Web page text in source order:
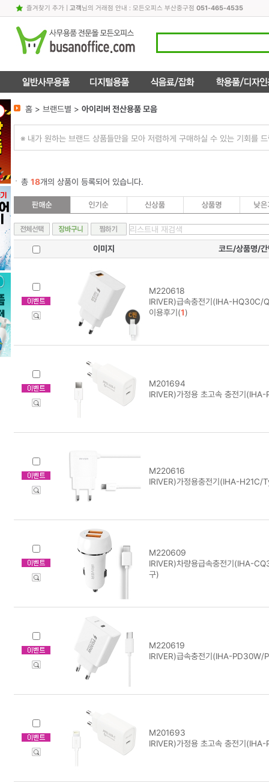
즐겨찾기 추가| 고객님의 거래점 안내 : 모든오피스 부산중구점 051-465-4535
홈 > 브랜드별 > 아이리버 전산용품 모음
※ 내가 원하는 브랜드 상품들만을 모아 저렴하게 구매하실 수 있는 기회를
총 18개의 상품이 등록되어 있습니다.
이미지 코드/상품명/간
M220618
IRIVER)급속충전기(IHA-
이용후기(1)
M201694
IRIVER)가정용 초고속 충전기
M220616
IRIVER)가정용충전기(IHA-
M220609
IRIVER)차량용급속충전기(IHA-
구)
M220619
IRIVER)급속충전기(IHA-PD30W/
M201693
IRIVER)가정용 초고속 충전기